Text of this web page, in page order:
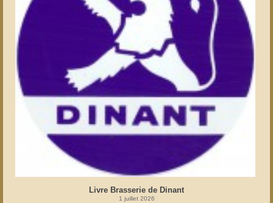
Livre Brasserie de Dinant
1 juillet 2026